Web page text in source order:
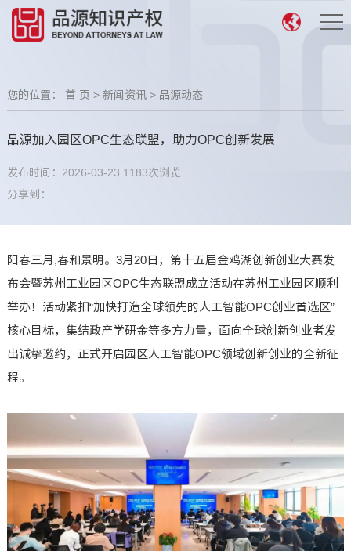
您的位置： 首 页 > 新闻资讯> 品源动态
品源加入园区OPC生态联盟，助力OPC创新发展
发布时间：2026-03-23 1183次浏览
分享到：
阳春三月,春和景明。3月20日，第十五届金鸡湖创新创业大赛发
布会暨苏州工业园区OPC生态联盟成立活动在苏州工业园区顺利
举办！活动紧扣“加快打造全球领先的人工智能OPC创业首选区”
核心目标，集结政产学研金等多方力量，面向全球创新创业者发
出诚挚邀约，正式开启园区人工智能OPC领域创新创业的全新征
程。